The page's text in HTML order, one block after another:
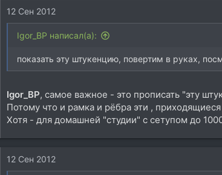
12 Сен 2012
Igor_BP написал(а):
показать эту штукенцию, повертим в руках,
Igor_BP, самое важное - это прописать "эту
Потому что и рамка и рёбра эти ,
Хотя - для домашней "студии" с сетупом до
12 Сен 2012